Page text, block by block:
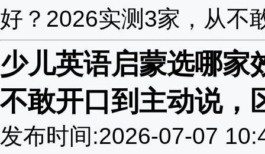
好？2026实测3家，从不
少儿英语启蒙选哪家
不敢开口到主动说，
发布时间:2026-07-07